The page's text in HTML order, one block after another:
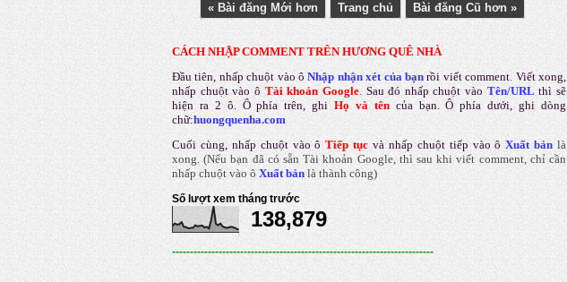
« Bài đăng Mới hơn Trang chủ Bài đăng Cũ hơn »
CÁCH NHẬP COMMENT TRÊN HƯƠNG QUÊ NHÀ
Đầu tiên, nhấp chuột vào ô Nhập nhận xét của bạn rồi viết comment. Viết xong,
nhấp chuột vào ô Tài khoản Google. Sau đó nhấp chuột vào Tên/URL thì sẽ
hiện ra 2 ô. Ô phía trên, ghiHọ và tên của bạn. Ô phía dưới, ghi dòng
chữ:huongquenha.com
Cuối cùng, nhấp chuột vào ô Tiếp tục và nhấp chuột tiếp vào ôXuất bản là
xong.(Nếu bạn đã có sẵn Tài khoản Google, thì sau khi viết comment, chỉ cần
nhấp chuột vào ô Xuất bản là thành công)
Số lượt xem tháng trước
138,879
-------------------------------------------------------------------------